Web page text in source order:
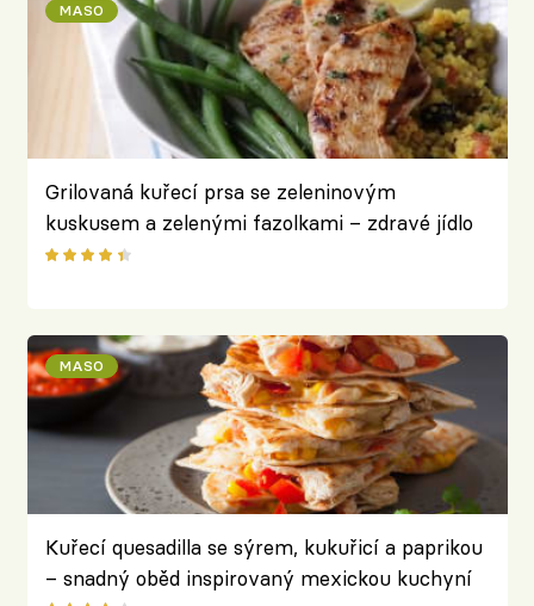
MASO
Grilovaná kuřecí prsa se zeleninovým
kuskusem a zelenými fazolkami – zdravé jídlo
plné bílkovin
MASO
Kuřecí quesadilla se sýrem, kukuřicí a paprikou
– snadný oběd inspirovaný mexickou kuchyní